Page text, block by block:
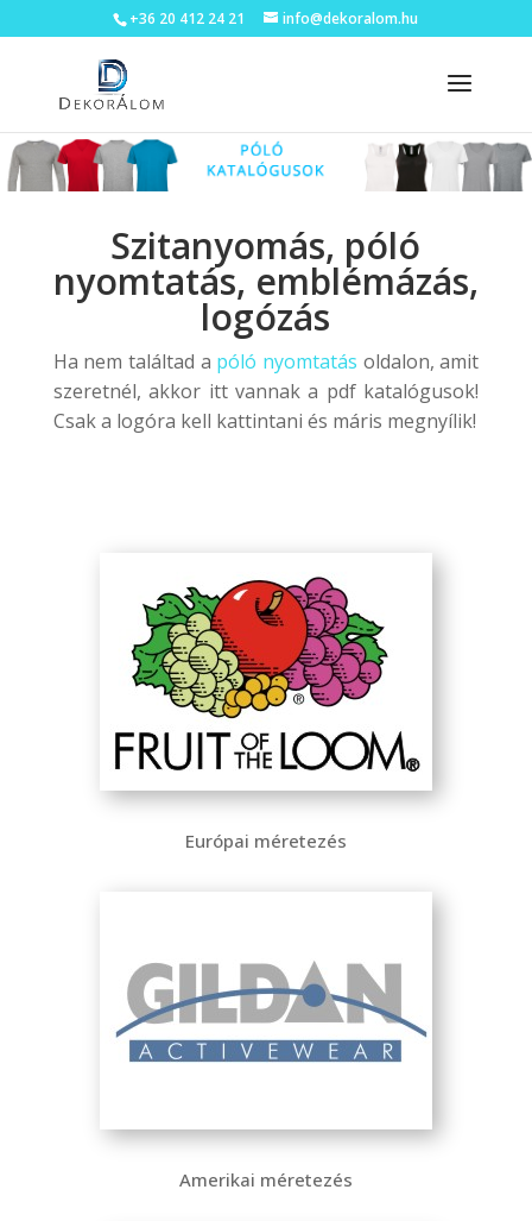
+36 20 412 24 21 info@dekoralom.hu
Szitanyomás, póló
nyomtatás, emblémázás,
logózás
Ha nem találtad a póló nyomtatás oldalon, amit
szeretnél, akkor itt vannak a pdf katalógusok!
Csak a logóra kell kattintani és máris megnyílik!
Európai méretezés
Amerikai méretezés